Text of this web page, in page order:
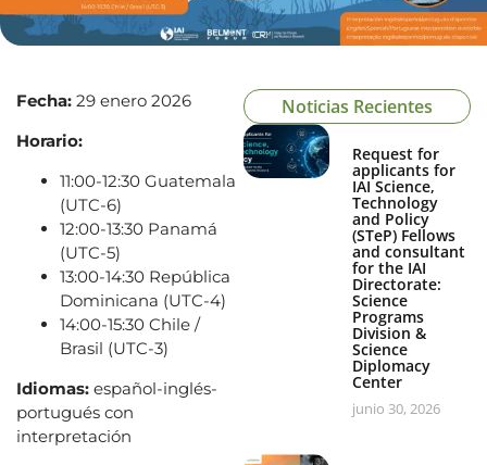
Fecha: 29 enero 2026
Horario:
11:00-12:30 Guatemala
(UTC-6)
12:00-13:30 Panamá
(UTC-5)
13:00-14:30 República
Dominicana (UTC-4)
14:00-15:30 Chile /
Brasil (UTC-3)
Idiomas: español-inglés-
portugués con
interpretación
Noticias Recientes
Request for
applicants for
IAI Science,
Technology
and Policy
(STeP) Fellows
and consultant
for the IAI
Directorate:
Science
Programs
Division &
Science
Diplomacy
Center
junio 30, 2026